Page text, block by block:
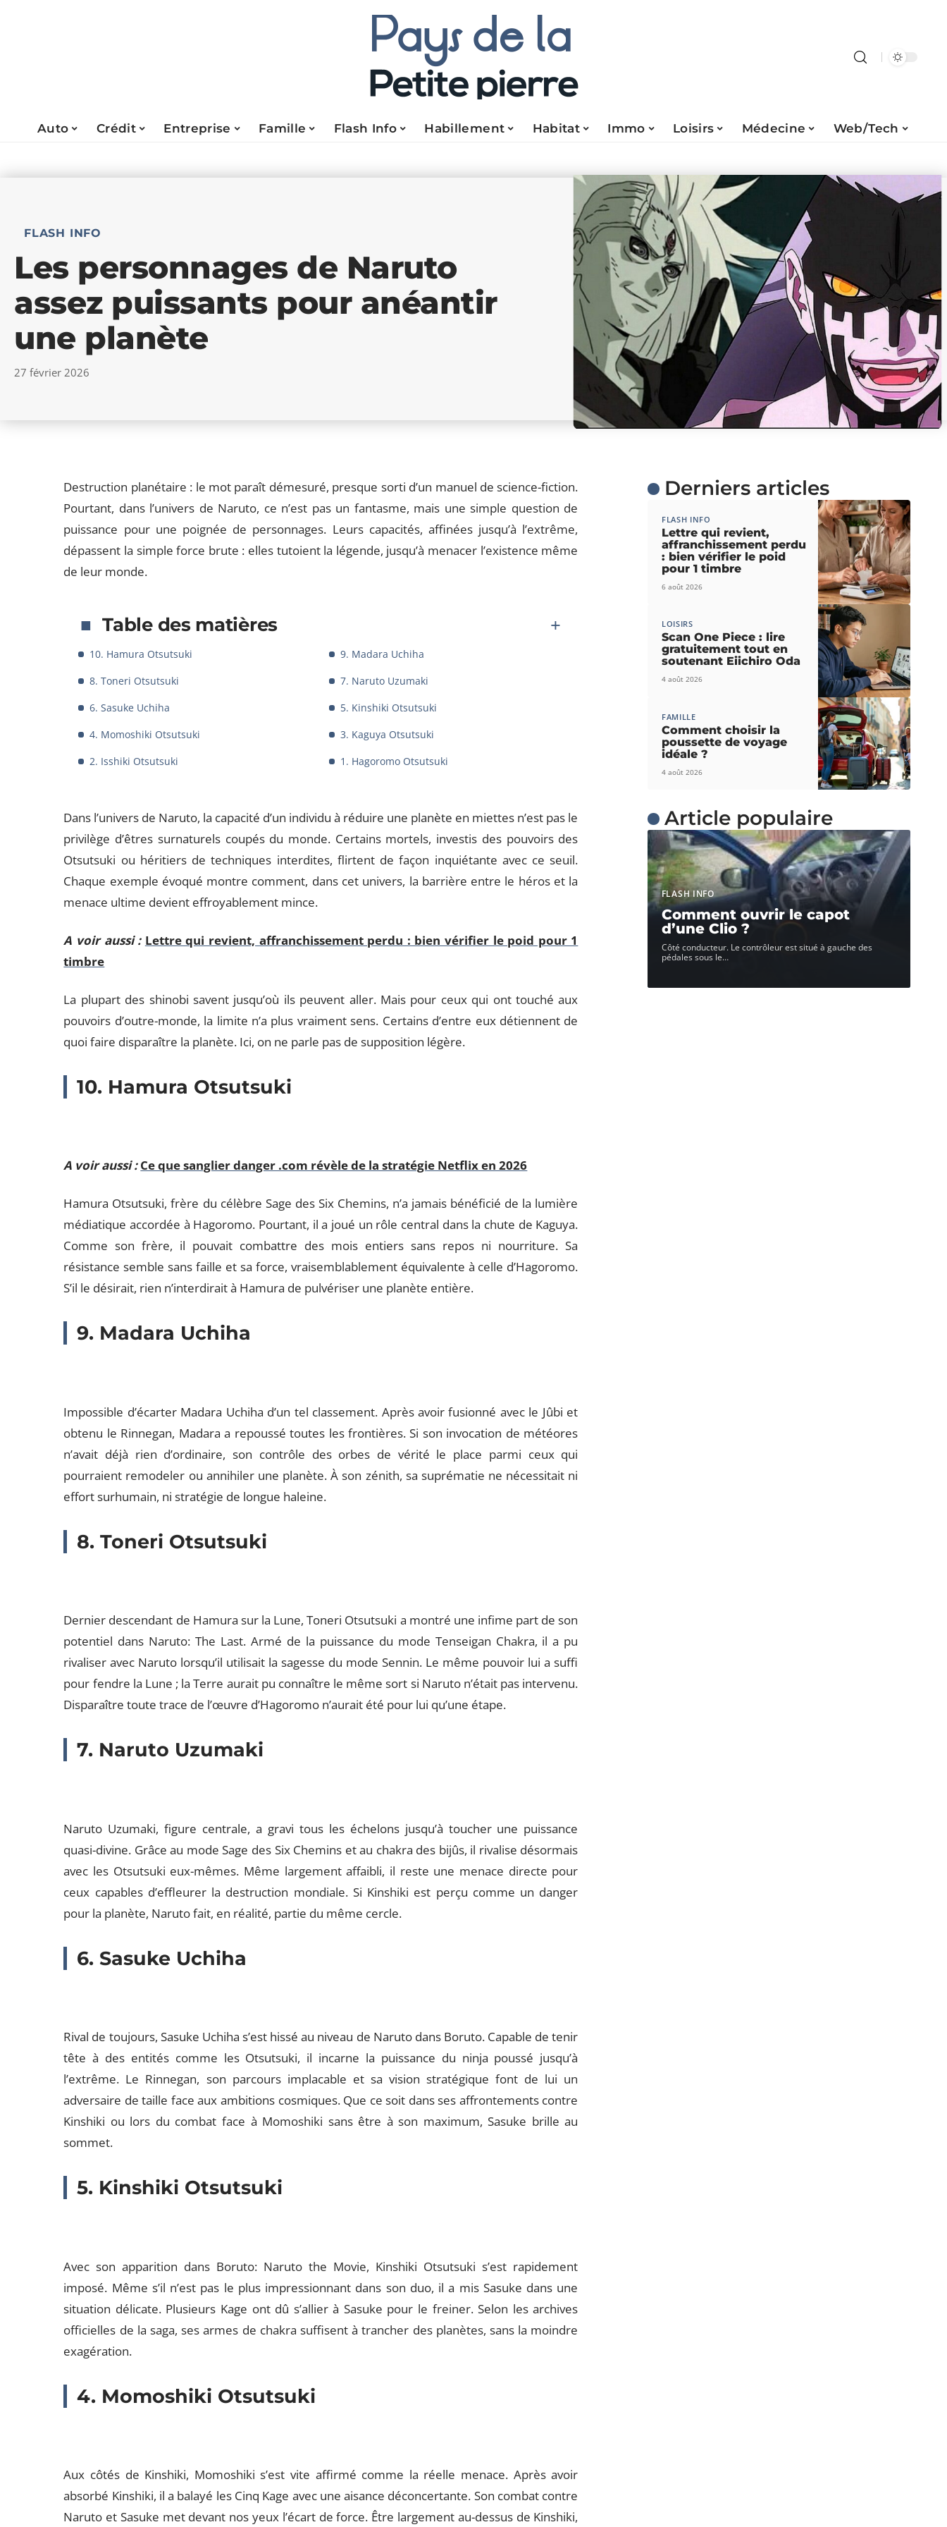
Auto Crédit Entreprise Famille Flash Info Habillement Habitat Immo Loisirs Médecine Web/Tech
FLASH INFO
Les personnages de Naruto
assez puissants pour anéantir
une planète
27 février 2026
Destruction planétaire : le mot paraît démesuré, presque sorti d’un manuel de science-fiction.
Pourtant, dans l’univers de Naruto, ce n’est pas un fantasme, mais une simple question de
puissance pour une poignée de personnages. Leurs capacités, affinées jusqu’à l’extrême,
dépassent la simple force brute : elles tutoient la légende, jusqu’à menacer l’existence même
de leur monde.
Table des matières
10. Hamura Otsutsuki
9. Madara Uchiha
8. Toneri Otsutsuki
7. Naruto Uzumaki
6. Sasuke Uchiha
5. Kinshiki Otsutsuki
4. Momoshiki Otsutsuki
3. Kaguya Otsutsuki
2. Isshiki Otsutsuki
1. Hagoromo Otsutsuki
Dans l’univers de Naruto, la capacité d’un individu à réduire une planète en miettes n’est pas le
privilège d’êtres surnaturels coupés du monde. Certains mortels, investis des pouvoirs des
Otsutsuki ou héritiers de techniques interdites, flirtent de façon inquiétante avec ce seuil.
Chaque exemple évoqué montre comment, dans cet univers, la barrière entre le héros et la
menace ultime devient effroyablement mince.
A voir aussi : Lettre qui revient, affranchissement perdu : bien vérifier le poid pour 1
timbre
La plupart des shinobi savent jusqu’où ils peuvent aller. Mais pour ceux qui ont touché aux
pouvoirs d’outre-monde, la limite n’a plus vraiment sens. Certains d’entre eux détiennent de
quoi faire disparaître la planète. Ici, on ne parle pas de supposition légère.
10. Hamura Otsutsuki
A voir aussi : Ce que sanglier danger .com révèle de la stratégie Netflix en 2026
Hamura Otsutsuki, frère du célèbre Sage des Six Chemins, n’a jamais bénéficié de la lumière
médiatique accordée à Hagoromo. Pourtant, il a joué un rôle central dans la chute de Kaguya.
Comme son frère, il pouvait combattre des mois entiers sans repos ni nourriture. Sa
résistance semble sans faille et sa force, vraisemblablement équivalente à celle d’Hagoromo.
S’il le désirait, rien n’interdirait à Hamura de pulvériser une planète entière.
9. Madara Uchiha
Impossible d’écarter Madara Uchiha d’un tel classement. Après avoir fusionné avec le Jûbi et
obtenu le Rinnegan, Madara a repoussé toutes les frontières. Si son invocation de météores
n’avait déjà rien d’ordinaire, son contrôle des orbes de vérité le place parmi ceux qui
pourraient remodeler ou annihiler une planète. À son zénith, sa suprématie ne nécessitait ni
effort surhumain, ni stratégie de longue haleine.
8. Toneri Otsutsuki
Dernier descendant de Hamura sur la Lune, Toneri Otsutsuki a montré une infime part de son
potentiel dans Naruto: The Last. Armé de la puissance du mode Tenseigan Chakra, il a pu
rivaliser avec Naruto lorsqu’il utilisait la sagesse du mode Sennin. Le même pouvoir lui a suffi
pour fendre la Lune ; la Terre aurait pu connaître le même sort si Naruto n’était pas intervenu.
Disparaître toute trace de l’œuvre d’Hagoromo n’aurait été pour lui qu’une étape.
7. Naruto Uzumaki
Naruto Uzumaki, figure centrale, a gravi tous les échelons jusqu’à toucher une puissance
quasi-divine. Grâce au mode Sage des Six Chemins et au chakra des bijûs, il rivalise désormais
avec les Otsutsuki eux-mêmes. Même largement affaibli, il reste une menace directe pour
ceux capables d’effleurer la destruction mondiale. Si Kinshiki est perçu comme un danger
pour la planète, Naruto fait, en réalité, partie du même cercle.
6. Sasuke Uchiha
Rival de toujours, Sasuke Uchiha s’est hissé au niveau de Naruto dans Boruto. Capable de tenir
tête à des entités comme les Otsutsuki, il incarne la puissance du ninja poussé jusqu’à
l’extrême. Le Rinnegan, son parcours implacable et sa vision stratégique font de lui un
adversaire de taille face aux ambitions cosmiques. Que ce soit dans ses affrontements contre
Kinshiki ou lors du combat face à Momoshiki sans être à son maximum, Sasuke brille au
sommet.
5. Kinshiki Otsutsuki
Avec son apparition dans Boruto: Naruto the Movie, Kinshiki Otsutsuki s’est rapidement
imposé. Même s’il n’est pas le plus impressionnant dans son duo, il a mis Sasuke dans une
situation délicate. Plusieurs Kage ont dû s’allier à Sasuke pour le freiner. Selon les archives
officielles de la saga, ses armes de chakra suffisent à trancher des planètes, sans la moindre
exagération.
4. Momoshiki Otsutsuki
Aux côtés de Kinshiki, Momoshiki s’est vite affirmé comme la réelle menace. Après avoir
absorbé Kinshiki, il a balayé les Cinq Kage avec une aisance déconcertante. Son combat contre
Naruto et Sasuke met devant nos yeux l’écart de force. Être largement au-dessus de Kinshiki,
Derniers articles
FLASH INFO
Lettre qui revient,
affranchissement perdu
: bien vérifier le poid
pour 1 timbre
6 août 2026
LOISIRS
Scan One Piece : lire
gratuitement tout en
soutenant Eiichiro Oda
4 août 2026
FAMILLE
Comment choisir la
poussette de voyage
idéale ?
4 août 2026
Article populaire
FLASH INFO
Comment ouvrir le capot
d’une Clio ?
Côté conducteur. Le contrôleur est situé à gauche des
pédales sous le…